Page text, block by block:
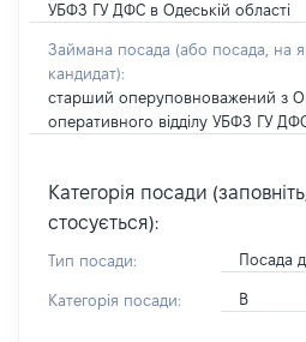
УБФЗ ГУ ДФС в Одеській області
Займана посада (або посада, на
кандидат):
старший оперуповноважений з
оперативного відділу УБФЗ ГУ
Категорія посади
стосується):
Тип посади: Посада
Категорія посади: В